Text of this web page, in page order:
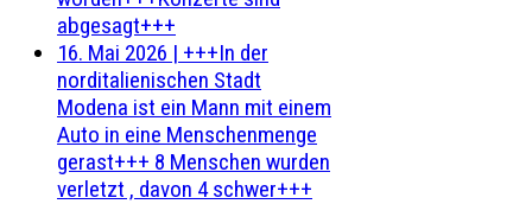
abgesagt+++
16. Mai 2026 | +++In der
norditalienischen Stadt
Modena ist ein Mann mit einem
Auto in eine Menschenmenge
gerast+++ 8 Menschen wurden
verletzt , davon 4 schwer+++